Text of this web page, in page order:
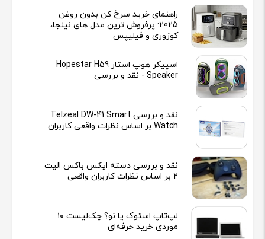
راهنمای خرید سرخ کن بدون روغن
2025: پرفروش ترین مدل های نینجا،
کوزوری و فیلیپس
اسپیکر هوپ استار Hopestar H59
Speaker - نقد و بررسی
نقد و بررسی Telzeal DW-41 Smart
Watch بر اساس نظرات واقعی کاربران
نقد و بررسی دسته ایکس باکس الیت
2 بر اساس نظرات کاربران واقعی
لپ‌تاپ استوک یا نو؟ چک‌لیست ۱۰
موردی خرید حرفه‌ای